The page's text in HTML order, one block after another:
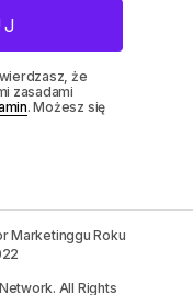
że
zasadami
. Możesz się
Marketinggu Roku
All Rights